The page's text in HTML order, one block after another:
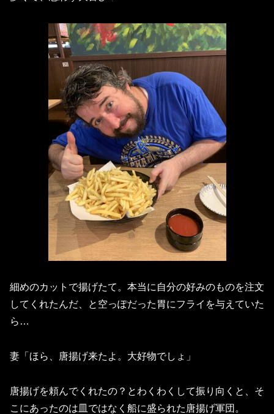
細めのカットで揚げたて。本当に自分の好みのものを注文
してくれたんだ、と空っぽだった胃にフライを与えていた
ら…
妻「ほら、唐揚げ来たよ。大好物でしょ」
唐揚げを頼んでくれたの？とわくわくして振り向くと、そ
こにあったのは皿ではなく船に盛られた唐揚げ軍団。